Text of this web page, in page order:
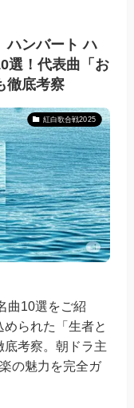
ハンバート ハ
選！代表曲「お
徹底考察
紅白歌合戦2025
曲10選をご紹
られた「生者と
考察。朝ドラ主
の魅力を完全ガ